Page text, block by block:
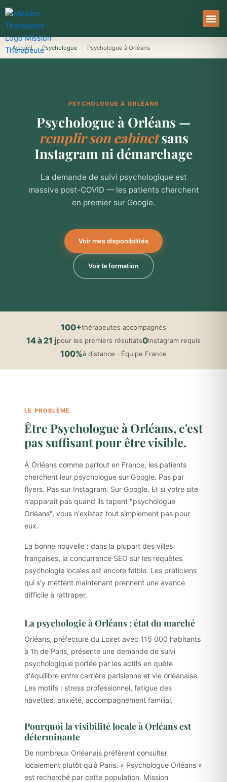
Aller
au
contenu
Accueil › Psychologue Psychologue à Orléans
PSYCHOLOGUE À ORLÉANS
Psychologue à Orléans —
remplir son cabinetsans
Instagram ni démarchage
La demande de suivi psychologique est
massive post-COVID — les patients cherchent
en premier sur Google.
Voir mes disponibilités
Voir la formation
100+thérapeutes accompagnés
14 à 21 jpour les premiers résultats0Instagram requis
100%à distance · Équipe France
LE PROBLÈME
Être Psychologue à Orléans, c'est
pas suffisant pour être visible.
À Orléans comme partout en France, les patients
cherchent leur psychologue sur Google. Pas par
flyers. Pas sur Instagram. Sur Google. Et si votre site
n'apparaît pas quand ils tapent "psychologue
Orléans", vous n'existez tout simplement pas pour
eux.
La bonne nouvelle : dans la plupart des villes
françaises, la concurrence SEO sur les requêtes
psychologie locales est encore faible. Les praticiens
qui s'y mettent maintenant prennent une avance
difficile à rattraper.
La psychologie à Orléans : état du marché
Orléans, préfecture du Loiret avec 115 000 habitants
à 1h de Paris, présente une demande de suivi
psychologique portée par les actifs en quête
d'équilibre entre carrière parisienne et vie orléanaise.
Les motifs : stress professionnel, fatigue des
navettes, anxiété, accompagnement familial.
Pourquoi la visibilité locale à Orléans est
déterminante
De nombreux Orléanais préfèrent consulter
localement plutôt qu'à Paris. « Psychologue Orléans »
est recherché par cette population. Mission